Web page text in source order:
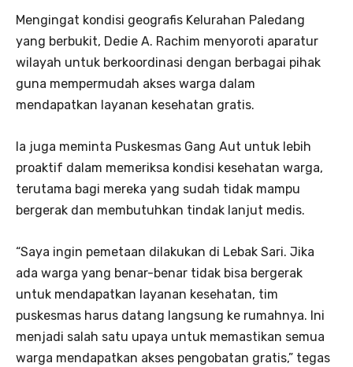
Mengingat kondisi geografis Kelurahan Paledang
yang berbukit, Dedie A. Rachim menyoroti aparatur
wilayah untuk berkoordinasi dengan berbagai pihak
guna mempermudah akses warga dalam
mendapatkan layanan kesehatan gratis.
Ia juga meminta Puskesmas Gang Aut untuk lebih
proaktif dalam memeriksa kondisi kesehatan warga,
terutama bagi mereka yang sudah tidak mampu
bergerak dan membutuhkan tindak lanjut medis.
“Saya ingin pemetaan dilakukan di Lebak Sari. Jika
ada warga yang benar-benar tidak bisa bergerak
untuk mendapatkan layanan kesehatan, tim
puskesmas harus datang langsung ke rumahnya. Ini
menjadi salah satu upaya untuk memastikan semua
warga mendapatkan akses pengobatan gratis,” tegas